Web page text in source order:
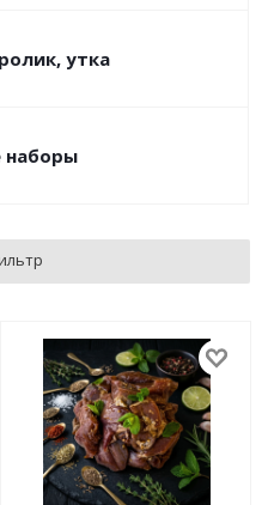
утка
наборы